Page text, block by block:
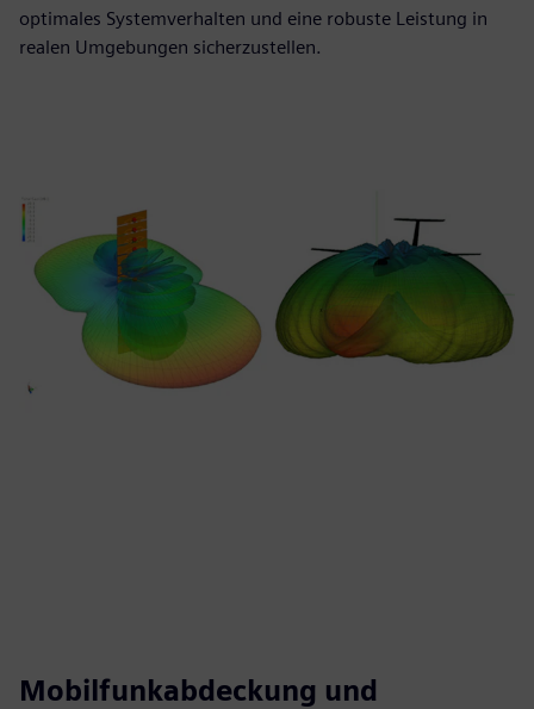
optimales Systemverhalten und eine robuste Leistung in
realen Umgebungen sicherzustellen.
Mobilfunkabdeckung und